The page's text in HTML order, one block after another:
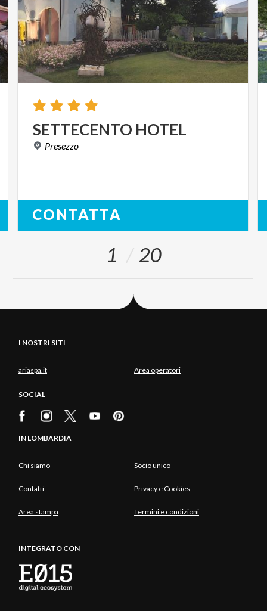
SETTECENTO HOTEL
Presezzo
CONTATTA
1 20
I NOSTRI SITI
ariaspa.it Area operatori
SOCIAL
IN LOMBARDIA
Chi siamo Socio unico
Contatti Privacy e Cookies
Area stampa Termini e condizioni
INTEGRATO CON